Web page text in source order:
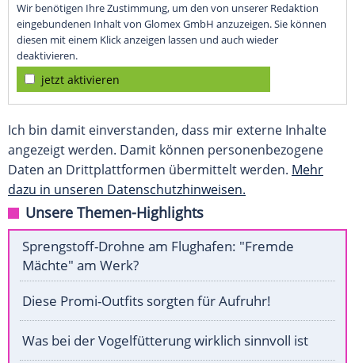
Wir benötigen Ihre Zustimmung, um den von unserer Redaktion
eingebundenen Inhalt von Glomex GmbH anzuzeigen. Sie können
diesen mit einem Klick anzeigen lassen und auch wieder
deaktivieren.
jetzt aktivieren
Ich bin damit einverstanden, dass mir externe Inhalte
angezeigt werden. Damit können personenbezogene
Daten an Drittplattformen übermittelt werden. Mehr
dazu in unseren Datenschutzhinweisen.
Unsere Themen-Highlights
Sprengstoff-Drohne am Flughafen: "Fremde
Mächte" am Werk?
Diese Promi-Outfits sorgten für Aufruhr!
Was bei der Vogelfütterung wirklich sinnvoll ist